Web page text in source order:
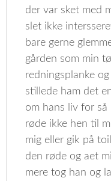
der var sket med
slet ikke
bare gerne
gården som min
redningsplanke
stillede ham det
om hans liv for
røde ikke hen til
mig eller gik på
den røde og aet
mere tog han og